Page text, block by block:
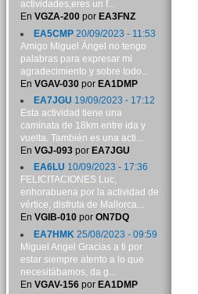
actividades,eres un f...
En VGZA-200por EA3FNZ
EA5CMP20/09/2023 - 11:53
Amigo Miguel Ángel no tengo
palabras para expresar mi
agradecimiento y sobre todo...
En VGAV-030por EA1DMP
EA7JGU 19/09/2023 - 17:12
Esta actividad tiene una
caminata de 18km entre ida y
vuelta. También es una acti...
En VGJ-093por EA7JGU
EA6LU 10/09/2023 - 17:36
FELICITACIONES Luc,
enhorabuena por la actividad de
vértice, disfruta de Mallorca...
En VGIB-010por ON7DQ
EA7HMK 25/08/2023 - 09:59
Miguel Angel Gracias a ti por
estar siempre atento a lo que
necesitábamos, da g...
En VGAV-156por EA1DMP